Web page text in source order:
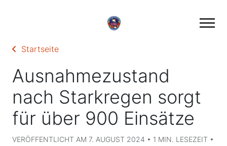
Startseite
Ausnahmezustand
nach Starkregen sorgt
für über 900 Einsätze
VERÖFFENTLICHT AM 7. AUGUST 2024 • 1 MIN. LESEZEIT •